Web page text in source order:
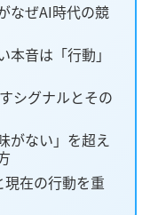
なぜAI時代の競
音は「行動」
シグナルとその
がない」を超え
在の行動を重